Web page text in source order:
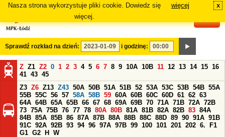
Nasza strona wykorzystuje pliki cookie. Dowiedz się
więcej.
więcej x
Sprawdź rozkład na dzień: i godzinę:
Z Z1 Z2 0 1 2 3 4 5 6 7 8 9 10A 10B 11 12 13 14 15 16
41 43 45
Z3 Z6 Z13 Z43 50A 50B 51A 51B 52 53A 53C 53B 54B 55A
55B 55C 56 57 58A 58B 59 60A 60B 60C 60D 61 62 63
64A 64B 65A 65B 66 67 68 69A 69B 70 71A 71B 72A 72B
73 75A 75B 76 77 78 80A 80B 81A 81B 82A 82B 83 84A
84B 85A 85B 86 87A 87B 88A 88B 88C 88D 89 90 91A 91B
91C 92A 92B 93 94 96 97A 97B 99 100 101 201 202 6.
F1
G1 G2 H
W